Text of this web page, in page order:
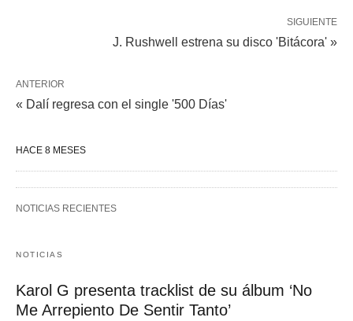
SIGUIENTE
J. Rushwell estrena su disco 'Bitácora' »
ANTERIOR
« Dalí regresa con el single '500 Días'
HACE 8 MESES
NOTICIAS RECIENTES
NOTICIAS
Karol G presenta tracklist de su álbum ‘No
Me Arrepiento De Sentir Tanto’